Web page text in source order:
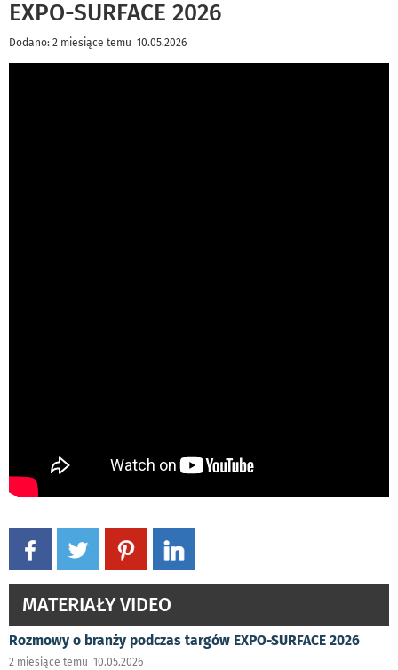
EXPO-SURFACE 2026
Dodano: 2 miesiące temu 10.05.2026
MATERIAŁY VIDEO
Rozmowy o branży podczas targów EXPO-SURFACE 2026
2 miesiące temu 10.05.2026